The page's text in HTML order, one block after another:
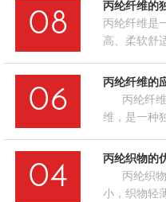
08
丙纶纤维的
丙纶纤维是
高、柔软舒
维已成为国
一。相较于
环保和经济
纤…
06
丙纶纤维​的
丙纶纤维
维，是一种
能。同时还
围广泛。
04
丙纶织物的
丙纶织物
小，织物轻